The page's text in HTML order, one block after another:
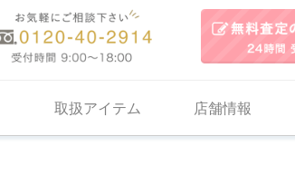
取扱アイテム 店舗情報